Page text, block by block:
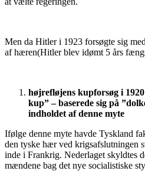
Men da Hitler i 1923 forsøgte sig
af hæren(Hitler blev idømt 5 års
højrefløjens kupforsøg i
kup” – baserede sig på
indholdet af denne myte
Ifølge denne myte havde Tyskland
den tyske hær ved krigsafslutningen
inde i Frankrig. Nederlaget skyldtes
mændene bag det nye socialistiske